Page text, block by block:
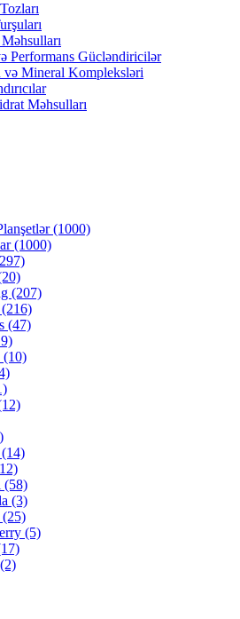
Performans Gücləndiricilər
və Mineral Kompleksləri
Məhsulları
(1000)
(1000)
(207)
(47)
(10)
(58)
(3)
(25)
(5)